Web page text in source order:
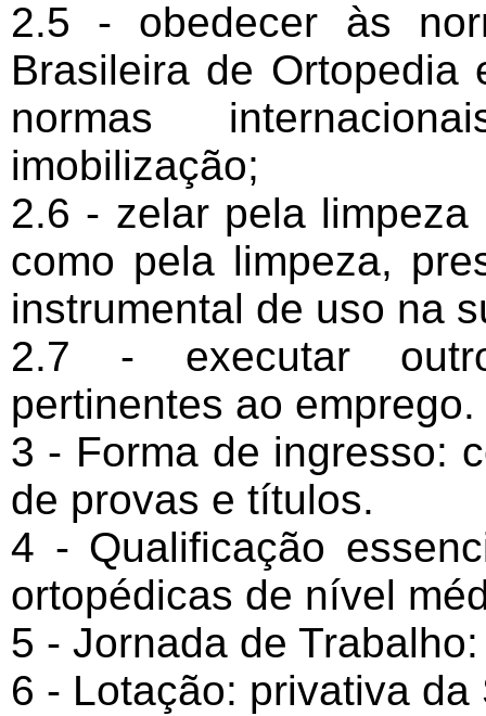
2.5 - obedecer às
Brasileira de Ortopedia
normas
imobilização;
2.6 - zelar pela
como pela limpeza,
instrumental de uso na
2.7 - executar
pertinentes ao emprego.
3 - Forma de ingresso:
de provas e títulos.
4 - Qualificação
ortopédicas de nível
5 - Jornada de
6 - Lotação: privativa